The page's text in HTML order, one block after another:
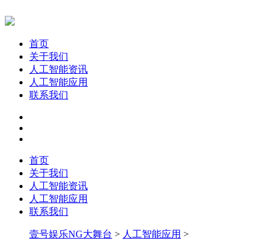
首页
关于我们
人工智能资讯
人工智能应用
联系我们
首页
关于我们
人工智能资讯
人工智能应用
联系我们
壹号娱乐NG大舞台 > 人工智能应用 >